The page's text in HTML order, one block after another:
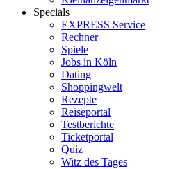
Specials
EXPRESS Service
Rechner
Spiele
Jobs in Köln
Dating
Shoppingwelt
Rezepte
Reiseportal
Testberichte
Ticketportal
Quiz
Witz des Tages